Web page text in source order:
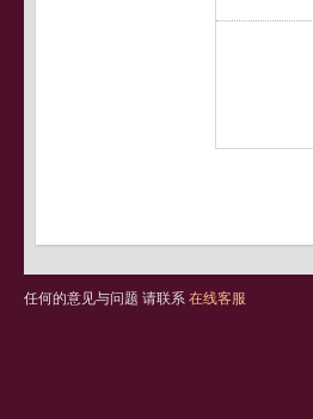
任何的意见与问题 请联系 在线客服